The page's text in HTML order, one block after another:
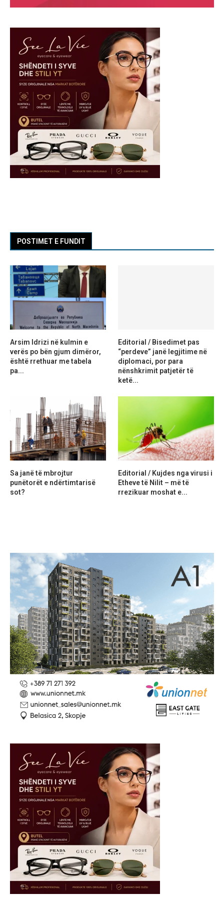
POSTIMET E FUNDIT
Arsim Idrizi në kulmin e
verës po bën gjum dimëror,
është rrethuar me tabela
pa...
Editorial / Bisedimet pas
“perdeve” janë legjitime në
diplomaci, por para
nënshkrimit patjetër të
ketë...
Sa janë të mbrojtur
punëtorët e ndërtimtarisë
sot?
Editorial / Kujdes nga virusi i
Etheve të Nilit – më të
rrezikuar moshat e...